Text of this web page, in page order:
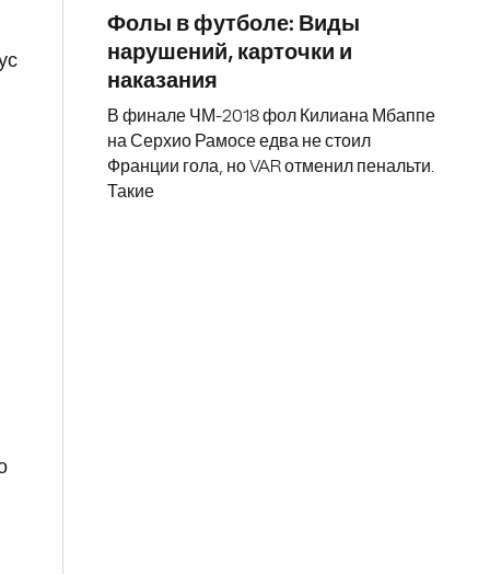
Фолы в футболе: Виды
нарушений, карточки и
наказания
В финале ЧМ-2018 фол Килиана Мбаппе
на Серхио Рамосе едва не стоил
Франции гола, но VAR отменил пенальти.
Такие